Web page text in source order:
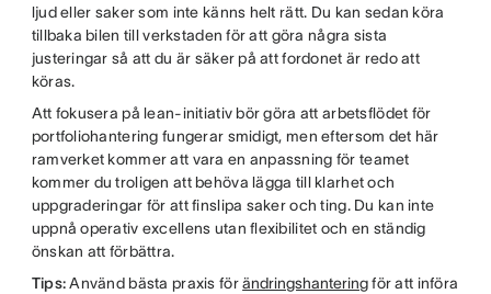
ljud eller saker som inte känns helt rätt. Du kan sedan köra
tillbaka bilen till verkstaden för att göra några sista
justeringar så att du är säker på att fordonet är redo att
köras.
Att fokusera på lean-initiativ bör göra att arbetsflödet för
portfoliohantering fungerar smidigt, men eftersom det här
ramverket kommer att vara en anpassning för teamet
kommer du troligen att behöva lägga till klarhet och
uppgraderingar för att finslipa saker och ting. Du kan inte
uppnå operativ excellens utan flexibilitet och en ständig
önskan att förbättra.
Tips:Använd bästa praxis förändringshanteringför att införa